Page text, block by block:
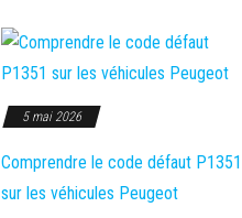
5 mai 2026
Comprendre le code défaut P1351
sur les véhicules Peugeot